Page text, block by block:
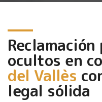
ocultos en
del Vallès
legal sólida